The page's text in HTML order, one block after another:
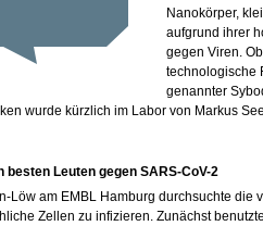
Nanokörper,
aufgrund ihrer
gegen Viren.
technologische
genannter
wurde kürzlich im Labor von Markus
besten Leuten gegen SARS-CoV-2
Löw am EMBL Hamburg durchsuchte
Zellen zu infizieren. Zunächst